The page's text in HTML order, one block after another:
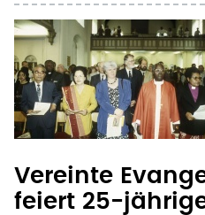
Vereinte
feiert 25-
Seitennummerierung
Seite
Seite nächste Seite